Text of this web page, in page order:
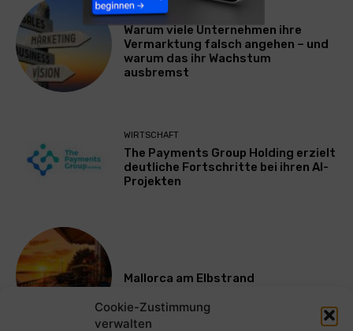
Cookie-Zustimmung
verwalten
WERBUNG & MARKETING
Warum viele Unternehmen ihre
Vermarktung falsch angehen – und
warum das ihr Wachstum
ausbremst
WIRTSCHAFT
The Payments Group Holding erzielt
deutliche Fortschritte bei ihren AI-
Projekten
Mallorca am Elbstrand